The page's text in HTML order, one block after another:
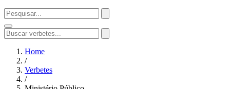
Home
/
Verbetes
/